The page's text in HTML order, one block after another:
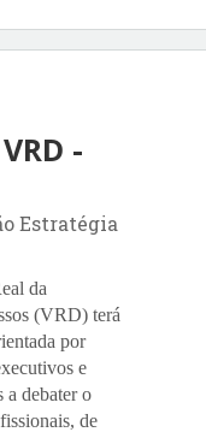
-
Estratégia
da
(VRD) terá
por
e
a debater o
de